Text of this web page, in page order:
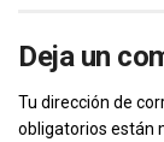
Deja un
Tu dirección de
obligatorios están